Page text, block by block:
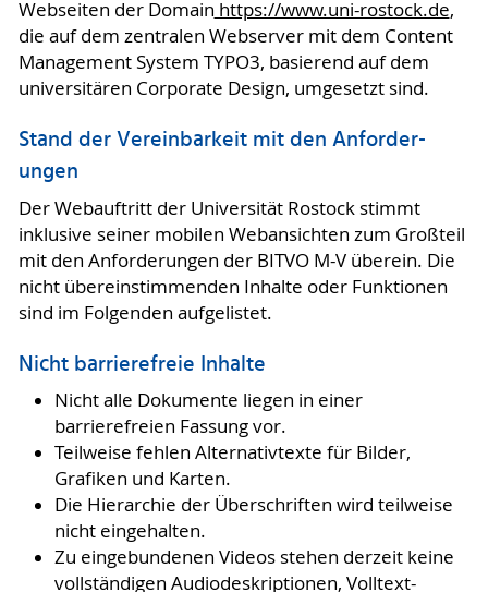
Webseiten der Domain https://www.uni-rostock.de,
die auf dem zentralen Webserver mit dem Content
Management System TYPO3, basierend auf dem
universitären Corporate Design, umgesetzt sind.
Stand der Vereinbarkeit mit den An­for­der­
ungen
Der Webauftritt der Universität Rostock stimmt
inklusive seiner mobilen Webansichten zum Großteil
mit den Anforderungen der BITVO M-V überein. Die
nicht übereinstimmenden Inhalte oder Funktionen
sind im Folgenden aufgelistet.
Nicht barrierefreie Inhalte
Nicht alle Dokumente liegen in einer
barrierefreien Fassung vor.
Teilweise fehlen Alternativtexte für Bilder,
Grafiken und Karten.
Die Hierarchie der Überschriften wird teilweise
nicht eingehalten.
Zu eingebundenen Videos stehen derzeit keine
vollständigen Audiodeskriptionen, Volltext-